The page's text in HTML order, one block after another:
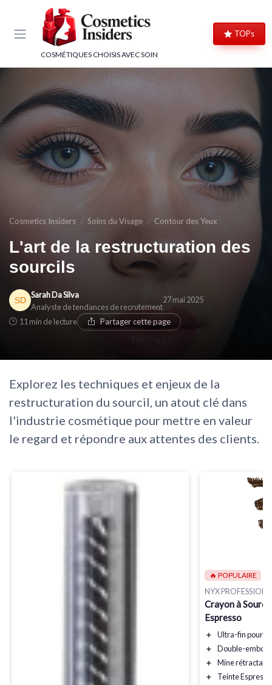
COSMÉTIQUES CHOISIS AVEC SOIN
TOPs
Cosmetics Insiders Soins du Visage Contour des Yeux
L'art de la restructuration des
sourcils
Sarah Da Silva
Analyste de tendances de recrutement
27 mai 2025
11 min de lecture Partager cette page
Explorez les techniques et enjeux de la
restructuration du sourcil, un atout clé dans
l'industrie cosmétique pour mettre en valeur
le regard et répondre aux attentes des clients.
🔥 POPULAIRE
NYX
Crayon à
Espresso
＋ Ultra-finpour
＋
Double-embout
＋
Mine
＋
Teinte Espresso
Panneau de gestion des cookies